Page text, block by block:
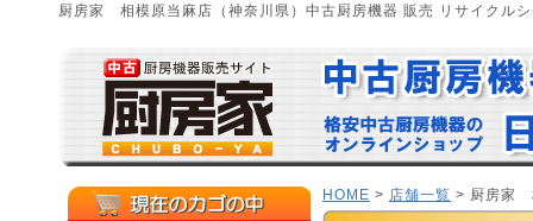
厨房家 相模原当麻店（神奈川県）中古厨房機器 販売 リサイクル
HOME > 店舗一覧 > 厨房家